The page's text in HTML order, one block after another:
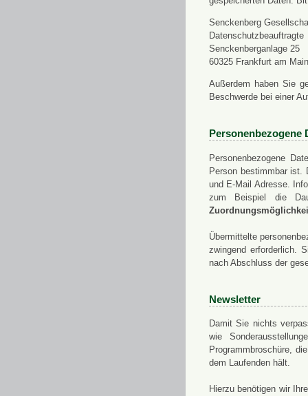
Senckenberg
Datenschutzbeauftragte
Senckenberganlage 25
60325 Frankfurt am Main
Außerdem haben Sie
Beschwerde bei einer
Personenbezogene
Personenbezogene
Person bestimmbar ist.
und E-Mail Adresse.
zum Beispiel die
Übermittelte
zwingend erforderlich.
nach Abschluss der
Newsletter
Damit Sie nichts
wie
Programmbroschüre,
dem Laufenden hält.
Hierzu benötigen wir